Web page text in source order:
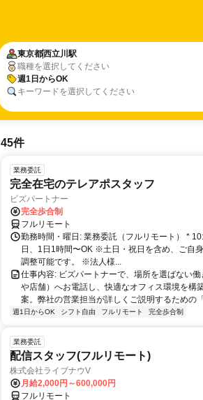
東京都西立川駅
職種を選択してください
週1日からOK
キーワードを選択してください
45件
業務委託
完全在宅のテレアポスタッフ
ビズパートナー
完全歩合制
フルリモート
勤務時間・曜日: 業務委託（フルリモート） *
日、1日1時間〜OK ※土日・祝日を含め、ご自
調整可能です。 ※法人様...
仕事内容: ビズパートナーで、場所を選ばない
や店舗）へお電話し、快適なオフィス環境を構
案。弊社の営業担当が詳しくご説明するための
週1日からOK シフト自由 フルリモート 完全歩合制
業務委託
配信スタッフ(フルリモート)
株式会社ライブナウV
月給2,000円～600,000円
フルリモート